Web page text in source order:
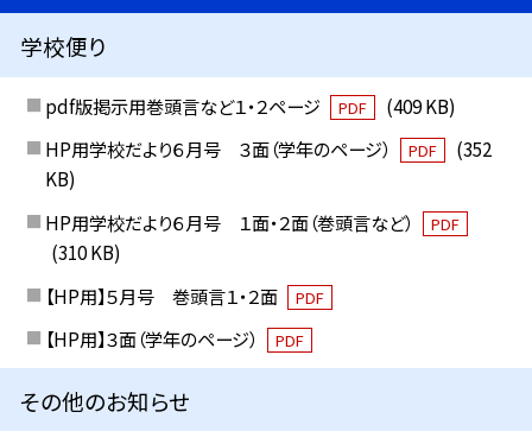
学校便り
pdf版掲示用巻頭言など１・２ページ PDF
(409 KB)
HP用学校だより６月号 ３面（学年のページ）
PDF
(352
KB)
HP用学校だより６月号 １面・２面（巻頭言など）
PDF
(310 KB)
【HP用】５月号 巻頭言１・２面
PDF
【HP用】３面（学年のページ） PDF
その他のお知らせ